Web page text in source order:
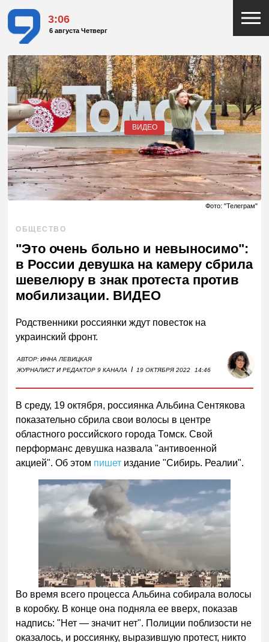
3:06
6 августа Четверг
ВИДЕО
Фото: "Телеграм"
ОБЩЕСТВО
"Это очень больно и невыносимо":
в России девушка на камеру сбрила
шевелюру в знак протеста против
мобилизации. ВИДЕО
Родственники россиянки ждут повесток на
украинский фронт.
АВТОР:ИННА ЛЕВИЦКАЯ
ЖУРНАЛИСТ И РЕДАКТОР 9 КАНАЛА
I 19 ОКТЯБРЯ 2022 14:46
В среду, 19 октября, россиянка Альбина Сентякова
показательно сбрила свои волосы в центре
областного российского города Томск. Свой
перформанс девушка назвала "антивоенной
акцией". Об этом пишет издание "Сибирь. Реалии".
Во время всего процесса Альбина собирала волосы
в коробку. В конце она подняла ее вверх, показав
надпись: "Нет — значит нет". Полиции поблизости не
оказалось, и россиянку, выразившую протест, никто